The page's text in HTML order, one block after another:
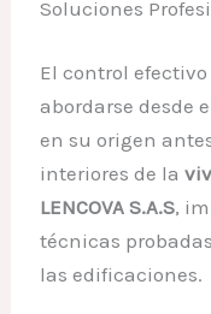
Soluciones
El control
abordarse desde
en su origen
interiores de la
LENCOVA S.A.S,
técnicas
las edificaciones.